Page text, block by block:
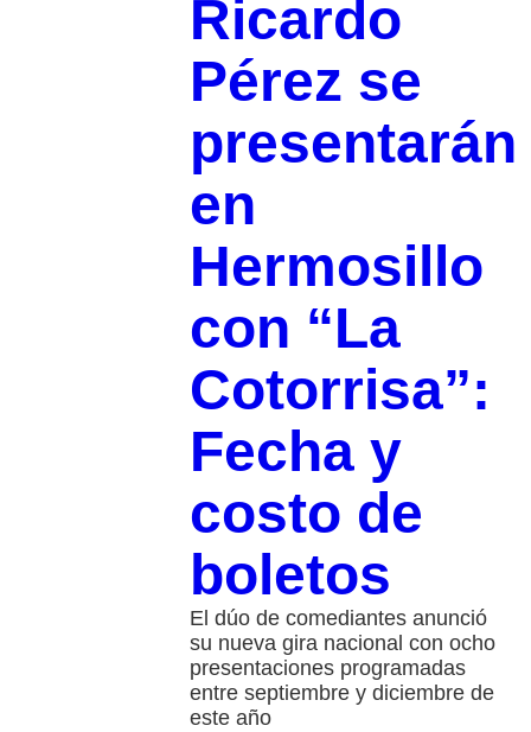
Ricardo
Pérez se
presentarán
en
Hermosillo
con “La
Cotorrisa”:
Fecha y
costo de
boletos
El dúo de comediantes anunció
su nueva gira nacional con ocho
presentaciones programadas
entre septiembre y diciembre de
este año